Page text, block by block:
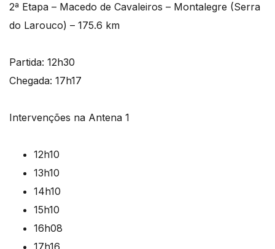
2ª Etapa – Macedo de Cavaleiros – Montalegre (Serra
do Larouco) – 175.6 km
Partida: 12h30
Chegada: 17h17
Intervenções na Antena 1
12h10
13h10
14h10
15h10
16h08